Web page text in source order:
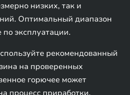
низких, так и
Оптимальный диапазон
по эксплуатации.
рекомендованный
на проверенных
горючее может